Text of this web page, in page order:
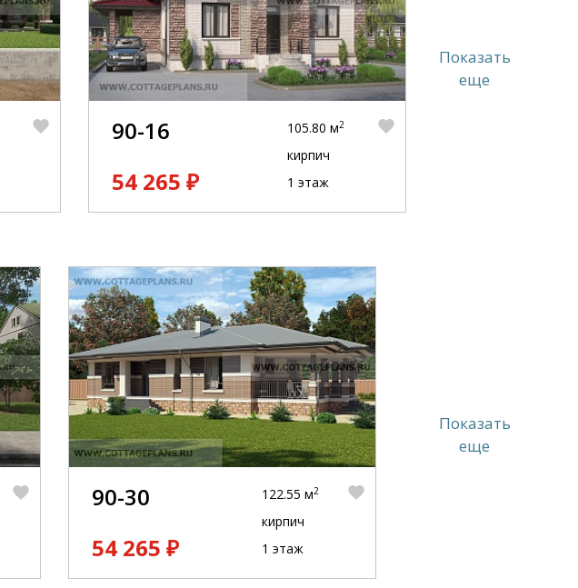
90-16
54 265 ₽
105.80 м2
кирпич
1 этаж
Показать
еще
90-30
54 265 ₽
122.55 м2
кирпич
1 этаж
Показать
еще